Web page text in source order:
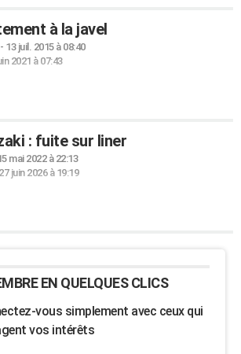
à la javel
13 juil. 2015 à 08:40
2021 à 07:43
: fuite sur liner
mai 2022 à 22:13
27 juin 2026 à 19:19
EN QUELQUES CLICS
vous simplement avec ceux qui
vos intérêts